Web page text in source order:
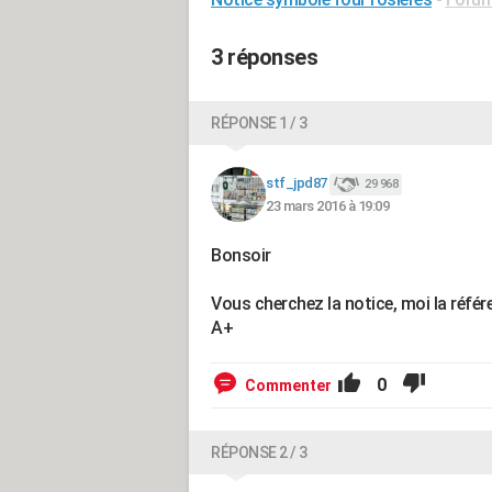
3 réponses
RÉPONSE 1 / 3
stf_jpd87 29 968
23 mars 2016 à 19:09
Bonsoir
Vous cherchez la notice, moi la
A+
Commenter 0
RÉPONSE 2 / 3